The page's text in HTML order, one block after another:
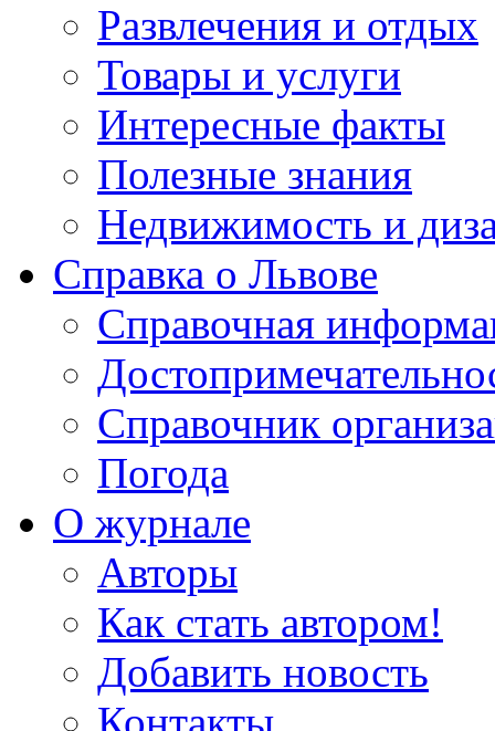
Развлечения и отдых
Товары и услуги
Интересные факты
Полезные знания
Недвижимость и
Справка о Львове
Справочная
Справочник
Погода
О журнале
Авторы
Как стать автором!
Добавить новость